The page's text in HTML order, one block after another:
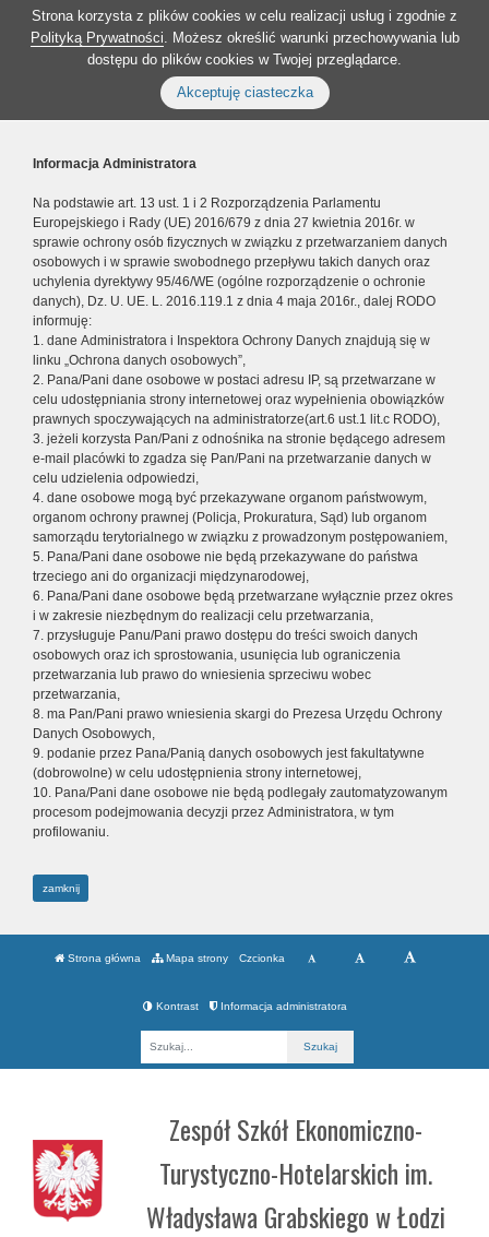
Strona korzysta z plików cookies w celu realizacji usług i zgodnie z
Polityką Prywatności. Możesz określić warunki przechowywania lub
dostępu do plików cookies w Twojej przeglądarce.
Akceptuję ciasteczka
Informacja Administratora
Na podstawie art. 13 ust. 1 i 2 Rozporządzenia Parlamentu
Europejskiego i Rady (UE) 2016/679 z dnia 27 kwietnia 2016r. w
sprawie ochrony osób fizycznych w związku z przetwarzaniem danych
osobowych i w sprawie swobodnego przepływu takich danych oraz
uchylenia dyrektywy 95/46/WE (ogólne rozporządzenie o ochronie
danych), Dz. U. UE. L. 2016.119.1 z dnia 4 maja 2016r., dalej RODO
informuję:
1. dane Administratora i Inspektora Ochrony Danych znajdują się w
linku „Ochrona danych osobowych”,
2. Pana/Pani dane osobowe w postaci adresu IP, są przetwarzane w
celu udostępniania strony internetowej oraz wypełnienia obowiązków
prawnych spoczywających na administratorze(art.6 ust.1 lit.c RODO),
3. jeżeli korzysta Pan/Pani z odnośnika na stronie będącego adresem
e-mail placówki to zgadza się Pan/Pani na przetwarzanie danych w
celu udzielenia odpowiedzi,
4. dane osobowe mogą być przekazywane organom państwowym,
organom ochrony prawnej (Policja, Prokuratura, Sąd) lub organom
samorządu terytorialnego w związku z prowadzonym postępowaniem,
5. Pana/Pani dane osobowe nie będą przekazywane do państwa
trzeciego ani do organizacji międzynarodowej,
6. Pana/Pani dane osobowe będą przetwarzane wyłącznie przez okres
i w zakresie niezbędnym do realizacji celu przetwarzania,
7. przysługuje Panu/Pani prawo dostępu do treści swoich danych
osobowych oraz ich sprostowania, usunięcia lub ograniczenia
przetwarzania lub prawo do wniesienia sprzeciwu wobec
przetwarzania,
8. ma Pan/Pani prawo wniesienia skargi do Prezesa Urzędu Ochrony
Danych Osobowych,
9. podanie przez Pana/Panią danych osobowych jest fakultatywne
(dobrowolne) w celu udostępnienia strony internetowej,
10. Pana/Pani dane osobowe nie będą podlegały zautomatyzowanym
procesom podejmowania decyzji przez Administratora, w tym
profilowaniu.
zamknij
Strona główna Mapa strony Czcionka
Kontrast Informacja administratora
Zespół Szkół Ekonomiczno-
Turystyczno-Hotelarskich im.
Władysława Grabskiego w Łodzi